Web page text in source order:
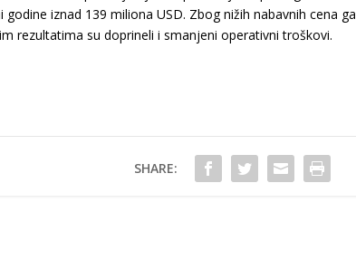
godine iznad 139 miliona USD. Zbog nižih nabavnih cena
rezultatima su doprineli i smanjeni operativni troškovi.
SHARE: